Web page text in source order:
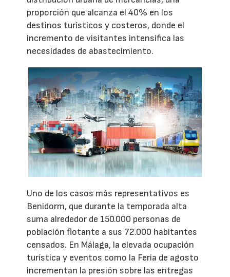
proporción que alcanza el 40% en los
destinos turísticos y costeros, donde el
incremento de visitantes intensifica las
necesidades de abastecimiento.
Uno de los casos más representativos es
Benidorm, que durante la temporada alta
suma alrededor de 150.000 personas de
población flotante a sus 72.000 habitantes
censados. En Málaga, la elevada ocupación
turística y eventos como la Feria de agosto
incrementan la presión sobre las entregas